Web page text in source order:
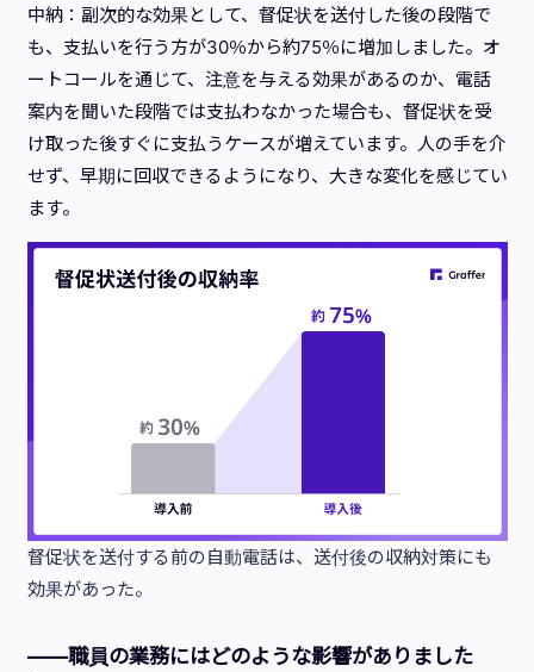
中納：副次的な効果として、督促状を送付した後の段階で
も、支払いを行う方が30％から約75％に増加しました。オ
ートコールを通じて、注意を与える効果があるのか、電話
案内を聞いた段階では支払わなかった場合も、督促状を受
け取った後すぐに支払うケースが増えています。人の手を介
せず、早期に回収できるようになり、大きな変化を感じてい
ます。
督促状を送付する前の自動電話は、送付後の収納対策にも
効果があった。
——職員の業務にはどのような影響がありました